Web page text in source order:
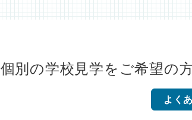
個別の学校見学をご希望の
よく